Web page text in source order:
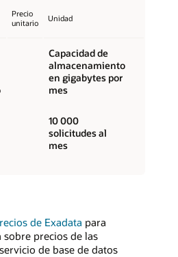
Precio
unitario
Unidad
Capacidad de
almacenamiento
en gigabytes por
mes
10 000
solicitudes al
mes
de Exadata para
precios de las
de base de datos